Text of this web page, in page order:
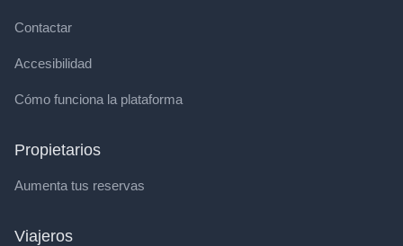
Contactar
Accesibilidad
Cómo funciona la plataforma
Propietarios
Aumenta tus reservas
Viajeros